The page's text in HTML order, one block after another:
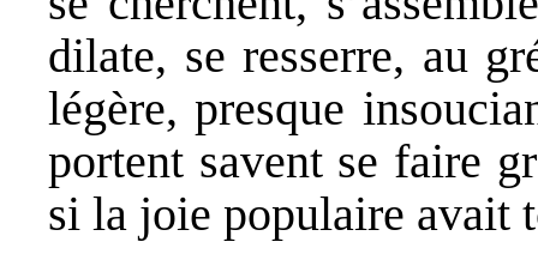
dilate, se resserre, au
légère, presque
portent savent se faire
si la joie populaire avait